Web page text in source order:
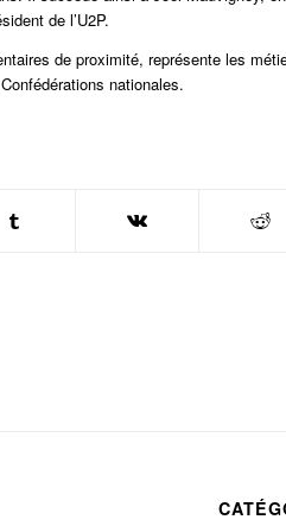
de l’U2P.
de proximité, représente les
nationales.